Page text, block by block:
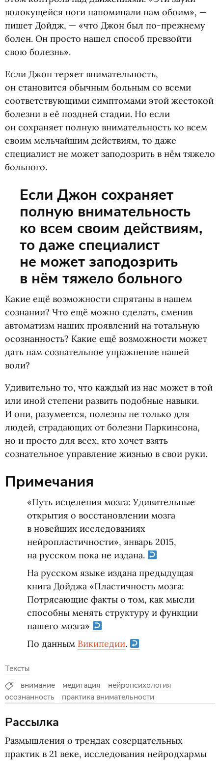
волокущейся ноги напоминали нам обоим», —
пишет Дойдж, — «что Джон был по-прежнему
болен. Он просто нашел способ превзойти
свою болезнь».
Если Джон теряет внимательность,
он становится обычным больным со всеми
соответствующими симптомами этой жестокой
болезни в её поздней стадии. Но если
он сохраняет полную внимательность ко всем
своим мельчайшим действиям, то даже
специалист не может заподозрить в нём тяжело
больного.
Если Джон сохраняет
полную внимательность
ко всем своим действиям,
то даже специалист
не может заподозрить
в нём тяжело больного
Какие ещё возможности спрятаны в нашем
сознании? Что ещё можно сделать, сменив
автоматизм наших проявлений на тотальную
осознанность? Какие ещё возможности может
дать нам сознательное упражнение нашей
воли?
Удивительно то, что каждый из нас может в той
или иной степени развить подобные навыки.
И они, разумеется, полезны не только для
людей, страдающих от болезни Паркинсона,
но и просто для всех, кто хочет взять
сознательное управление жизнью в свои руки.
Примечания
«Путь исцеления мозга: Удивительные
открытия о восстановлении мозга
в новейших исследованиях
нейропластичности», январь 2015,
на русском пока не издана.
На русском языке издана предыдущая
книга Дойджа «Пластичность мозга:
Потрясающие факты о том, как мысли
способны менять структуру и функции
нашего мозга»
По данным Википедии.
Тексты
внимание
медитация
нейропсихология
осознанность
практика внимательности
Рассылка
Размышления о трендах созерцательных
практик в 21 веке, исследования нейродхармы